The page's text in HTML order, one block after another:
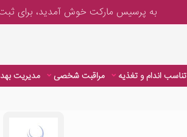
به پرسیس مارکت خوش آمدید، برای
تناسب اندام و تغذیه مراقبت شخصی مدیریت